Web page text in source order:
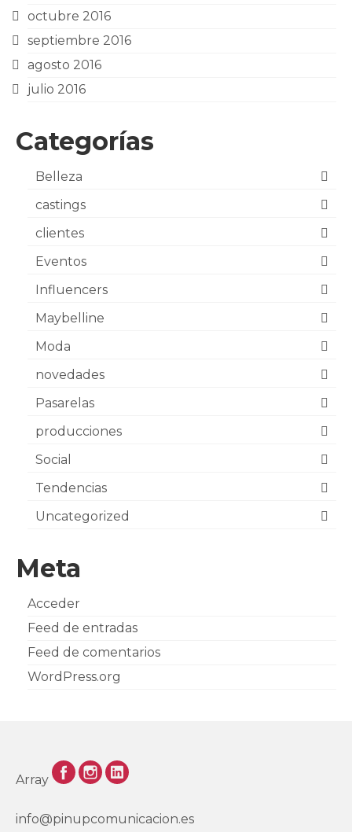
octubre 2016
septiembre 2016
agosto 2016
julio 2016
Categorías
Belleza
castings
clientes
Eventos
Influencers
Maybelline
Moda
novedades
Pasarelas
producciones
Social
Tendencias
Uncategorized
Meta
Acceder
Feed de entradas
Feed de comentarios
WordPress.org
Array
info@pinupcomunicacion.es